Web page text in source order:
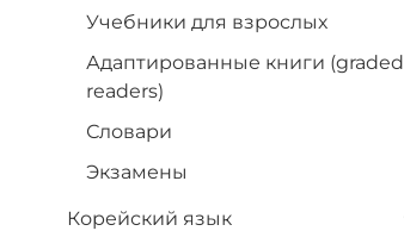
Учебники для взрослых
Адаптированные книги (graded
readers)
Словари
Экзамены
Корейский язык